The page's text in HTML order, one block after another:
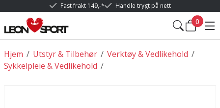
Fast frakt 149,-* Handle trygt på nett
0
/
Hjem /
Utstyr & Tilbehør /
Verktøy & Vedlikehold
/
Sykkelpleie & Vedlikehold